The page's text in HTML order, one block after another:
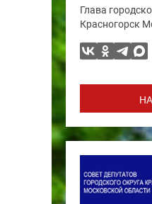
Глава
Красногорск